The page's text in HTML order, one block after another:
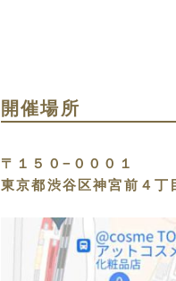
開催場所
〒１５０−０００１
東京都渋谷区神宮前４